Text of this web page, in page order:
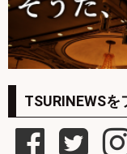
TSURINEWS